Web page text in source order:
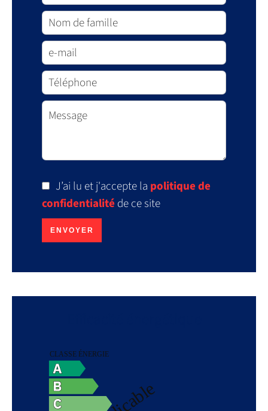
J’ai lu et j'accepte la politique de
confidentialitéde ce site
ENVOYER